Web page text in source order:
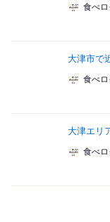
食べ
大津市で
食べ
大津エリ
食べ